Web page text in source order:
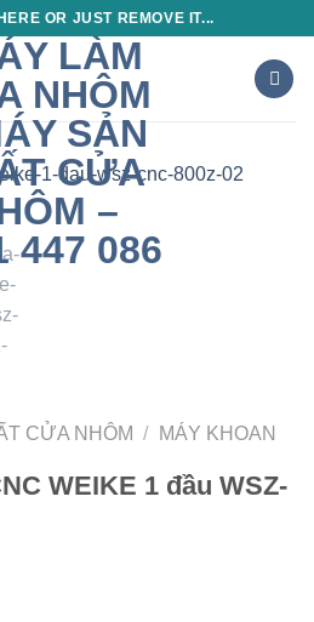
OR JUST REMOVE IT...
CỬA NHÔM /
MÁY KHOAN
WEIKE 1 đầu WSZ-